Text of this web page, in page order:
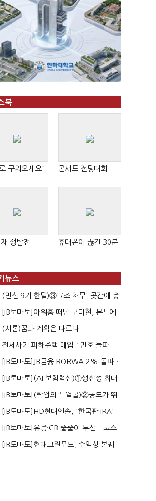
북
구워오세요" 콘서트 전당대회
쟁탈전 휴대폰이 끊긴 30분
뉴스
(민선 9기 한달)③'7조 채무' 곳간에 충
격…추미애, 20년...
[IB토마토]아워홈 떠난 구미현, 본느에
340억 베팅…가...
(시론)꿈과 계획은 다르다
전세사기 피해주택 매입 1만호 돌파…
누적 피해자 4만2...
[IB토마토]JB금융 RORWA 2% 돌파…
실적 견인은 은행 ...
[IB토마토](AI 보험혁신)①생산성 최대
80% 개선…현실...
[IB토마토](락업의 두얼굴)②공모가 뛰
자 첫날 매도…FI ...
[IB토마토]HD현대엔솔, '한국판 IRA'
수혜 부상…세액공...
[IB토마토]유증·CB 줄줄이 무산…코스
닥 벌점 급증에 ...
[IB토마토]현대그린푸드, 수익성 본궤